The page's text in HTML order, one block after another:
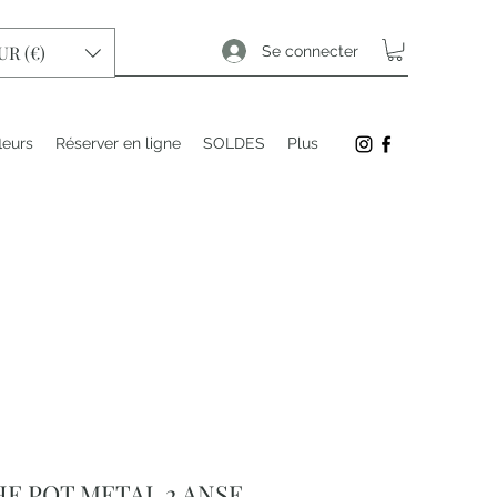
Se connecter
Réserver en ligne SOLDES Plus
(€)